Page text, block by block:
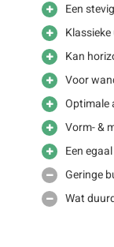
Een
Kan
Voor
Optimale
Vorm- &
Een
Geringe
Wat